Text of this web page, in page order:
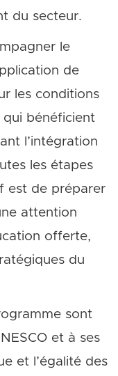
du secteur.
le
de
les conditions
qui bénéficient
l’intégration
les étapes
est de préparer
attention
offerte,
du
sont
et à ses
et l’égalité des